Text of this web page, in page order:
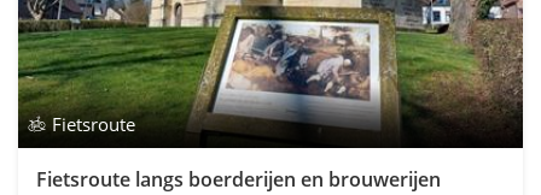
Fietsroute
Fietsroute langs boerderijen en brouwerijen